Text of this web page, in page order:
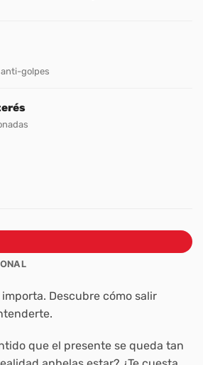
golpes
Descubre cómo salir
que el presente se queda tan